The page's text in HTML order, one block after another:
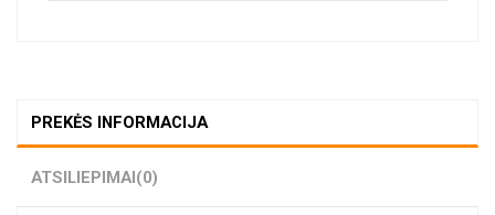
PREKĖS INFORMACIJA
ATSILIEPIMAI(0)